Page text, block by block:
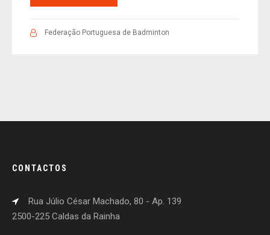
Federação Portuguesa de Badminton
CONTACTOS
Rua Júlio César Machado, 80 - Ap. 139
2500-225 Caldas da Rainha